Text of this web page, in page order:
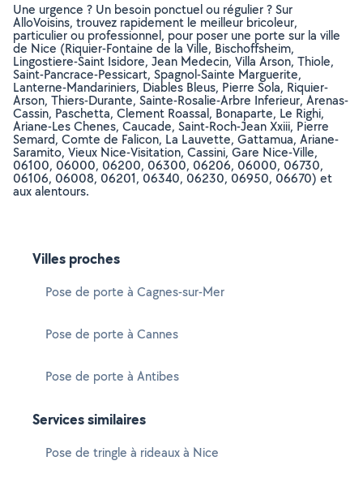
Une urgence ? Un besoin ponctuel ou régulier ? Sur
AlloVoisins, trouvez rapidement le meilleur bricoleur,
particulier ou professionnel, pour poser une porte sur la ville
de Nice (Riquier-Fontaine de la Ville, Bischoffsheim,
Lingostiere-Saint Isidore, Jean Medecin, Villa Arson, Thiole,
Saint-Pancrace-Pessicart, Spagnol-Sainte Marguerite,
Lanterne-Mandariniers, Diables Bleus, Pierre Sola, Riquier-
Arson, Thiers-Durante, Sainte-Rosalie-Arbre Inferieur, Arenas-
Cassin, Paschetta, Clement Roassal, Bonaparte, Le Righi,
Ariane-Les Chenes, Caucade, Saint-Roch-Jean Xxiii, Pierre
Semard, Comte de Falicon, La Lauvette, Gattamua, Ariane-
Saramito, Vieux Nice-Visitation, Cassini, Gare Nice-Ville,
06100, 06000, 06200, 06300, 06206, 06000, 06730,
06106, 06008, 06201, 06340, 06230, 06950, 06670) et
aux alentours.
Villes proches
Pose de porte à Cagnes-sur-Mer
Pose de porte à Cannes
Pose de porte à Antibes
Services similaires
Pose de tringle à rideaux à Nice